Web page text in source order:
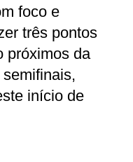
foco e
três pontos
próximos da
início de